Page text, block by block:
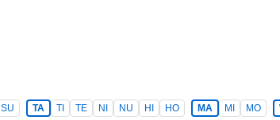
SU TA TI TE NI NU HI HO MA MI MO